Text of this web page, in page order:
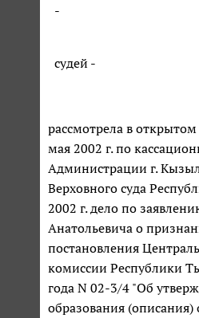
-
судей -
рассмотрела в
мая 2002 г. по
Администрации г.
Верховного суда
2002 г. дело по
Анатольевича о
постановления
комиссии Республики
года N 02-3/4 "Об
образования